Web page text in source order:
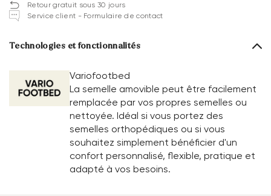
Retour gratuit sous 30 jours
Service client - Formulaire de contact
Technologies et fonctionnalités
Variofootbed
La semelle amovible peut être facilement
remplacée par vos propres semelles ou
nettoyée. Idéal si vous portez des
semelles orthopédiques ou si vous
souhaitez simplement bénéficier d'un
confort personnalisé, flexible, pratique et
adapté à vos besoins.